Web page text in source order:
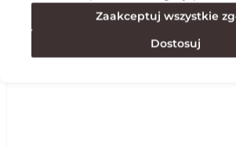
Zaakceptuj wszystkie
Dostosuj